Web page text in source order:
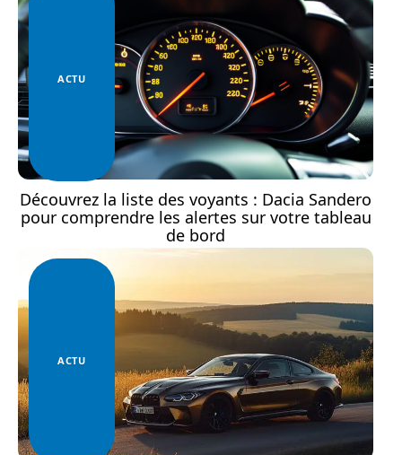
ACTU
Découvrez la liste des voyants : Dacia Sandero
pour comprendre les alertes sur votre tableau
de bord
ACTU